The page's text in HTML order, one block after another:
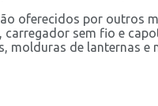
oferecidos por outros
sem fio e
de lanternas